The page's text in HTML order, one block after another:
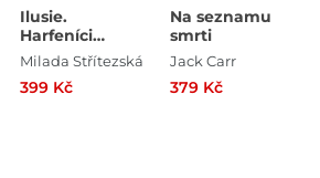
Ilusie.
Harfeníci
severu
Milada Střítezská
399 Kč
Na seznamu
smrti
Jack Carr
379 Kč